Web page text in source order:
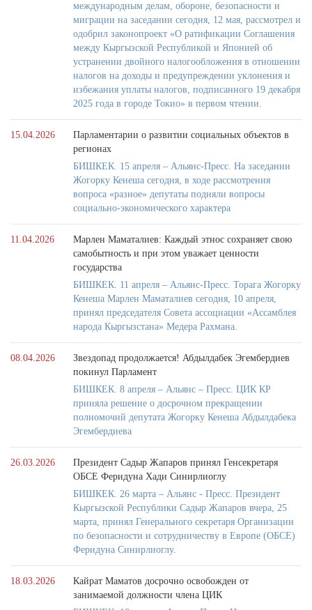
международным делам, обороне, безопасности и
миграции на заседании сегодня, 12 мая, рассмотрел и
одобрил законопроект «О ратификации Соглашения
между Кыргызской Республикой и Японией об
устранении двойного налогообложения в отношении
налогов на доходы и предупреждении уклонения и
избежания уплаты налогов, подписанного 19 декабря
2025 года в городе Токио» в первом чтении.
15.04.2026
Парламентарии о развитии социальных объектов в
регионах
БИШКЕК. 15 апреля – Альянс-Пресс. На заседании
Жогорку Кенеша сегодня, в ходе рассмотрения
вопроса «разное» депутаты подняли вопросы
социально-экономического характера
11.04.2026
Марлен Маматалиев: Каждый этнос сохраняет свою
самобытность и при этом уважает ценности
государства
БИШКЕК. 11 апреля – Альянс-Пресс. Торага Жогорку
Кенеша Марлен Маматалиев сегодня, 10 апреля,
принял председателя Совета ассоциации «Ассамблея
народа Кыргызстана» Медера Рахмана.
08.04.2026
Звездопад продолжается! Абдылдабек Эгембердиев
покинул Парламент
БИШКЕК. 8 апреля – Альянс – Пресс. ЦИК КР
приняла решение о досрочном прекращении
полномочий депутата Жогорку Кенеша Абдылдабека
Эгембердиева
26.03.2026
Президент Садыр Жапаров принял Генсекретаря
ОБСЕ Феридуна Хади Синирлиоглу
БИШКЕК. 26 марта – Альянс - Пресс. Президент
Кыргызской Республики Садыр Жапаров вчера, 25
марта, принял Генерального секретаря Организации
по безопасности и сотрудничеству в Европе (ОБСЕ)
Феридуна Синирлиоглу.
18.03.2026
Кайрат Маматов досрочно освобожден от
занимаемой должности члена ЦИК